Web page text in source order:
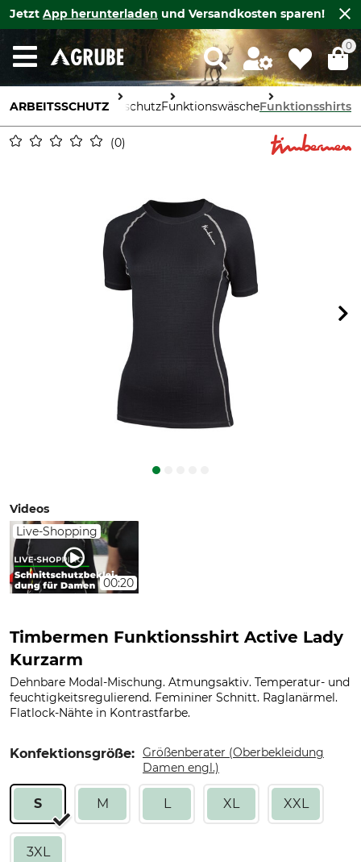
Jetzt App herunterladen und Versandkosten sparen!
0
ARBEITSSCHUTZKörperschutzFunktionswäscheFunktionsshirts
0
Videos
Live-Shopping
00:20
Timbermen Funktionsshirt Active Lady
Kurzarm
Dehnbare Modal-Mischung. Atmungsaktiv. Temperatur- und
feuchtigkeitsregulierend. Femininer Schnitt. Raglanärmel.
Flatlock-Nähte in Kontrastfarbe.
Konfektionsgröße: Größenberater (Oberbekleidung
Damen engl.)
S M L XL XXL
3XL